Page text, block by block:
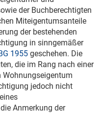
der Buchberechtigten
Miteigentumsanteile
der bestehenden
in sinngemäßer
1955 geschehen. Die
die im Rang nach einer
Wohnungseigentum
jedoch nicht
Anmerkung der